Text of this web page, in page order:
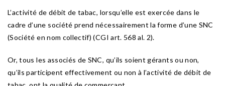
L’activité de débit de tabac, lorsqu’elle est exercée dans le
cadre d’une société prend nécessairement la forme d’une SNC
(Société en nom collectif) (CGI art. 568 al. 2).
Or, tous les associés de SNC, qu’ils soient gérants ou non,
qu’ils participent effectivement ou non à l’activité de débit de